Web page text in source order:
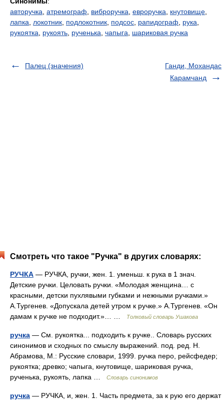
авторучка атремограф виброручка евроручка кнутовище
лапка
локотник подлокотник подсос рапидограф рука
рукоятка
рукоять рученька чапыга шариковая ручка
Палец (значения)
Ганди, Мохандас
Карамчанд
Смотреть что такое "Ручка" в других словарях:
РУЧКА — РУЧКА, ручки, жен. 1. уменьш. к рука в 1 знач.
Детские ручки. Целовать ручки. «Молодая женщина… с
красными, детски пухлявыми губками и нежными ручками.»
А.Тургенев. «Допускала детей утром к ручке.» А.Тургенев. «Он
дамам к ручке не подходит.»… …
Толковый словарь Ушакова
ручка — См. рукоятка... подходить к ручке.. Словарь русских
синонимов и сходных по смыслу выражений. под. ред. Н.
Абрамова, М.: Русские словари, 1999. ручка перо, рейсфедер;
рукоятка; древко; чапыга, кнутовище, шариковая ручка,
рученька, рукоять, лапка …
Словарь синонимов
ручка — РУЧКА, и, жен. 1. Часть предмета, за к рую его держат